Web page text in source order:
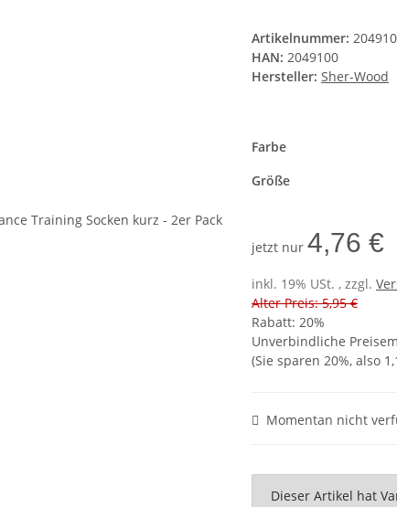
Artikelnummer:
HAN: 2049100
Hersteller: Sher-Wood
Farbe
Größe
jetzt nur 4,76 €
inkl. 19% USt. , zzgl.
Alter Preis: 5,95 €
Rabatt: 20%
Unverbindliche
(Sie sparen 20%, also
Momentan nicht
x
Dieser Artikel hat